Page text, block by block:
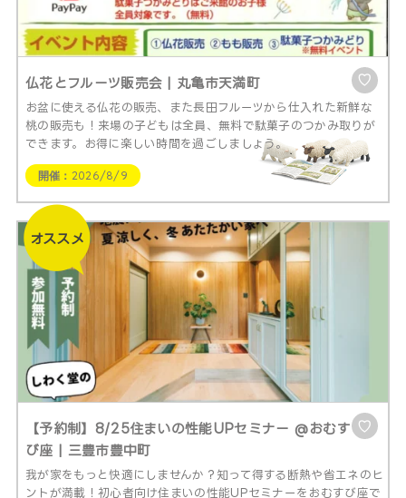
仏花とフルーツ販売会 | 丸亀市天満町 ♡
お盆に使える仏花の販売、また長田フルーツから仕入れた新鮮な
桃の販売も！来場の子どもは全員、無料で駄菓子のつかみ取りが
できます。お得に楽しい時間を過ごしましょう。
開催： 2026/8/9
【予約制】8/25住まいの性能UPセミナー @おむす
び座 | 三豊市豊中町
♡
我が家をもっと快適にしませんか？知って得する断熱や省エネのヒ
ントが満載！初心者向け住まいの性能UPセミナーをおむすび座で